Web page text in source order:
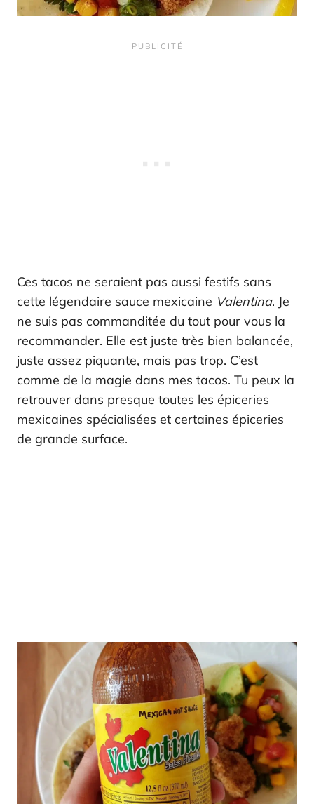
Ces tacos ne seraient pas aussi festifs sans
cette légendaire sauce mexicaine Valentina. Je
ne suis pas commanditée du tout pour vous la
recommander. Elle est juste très bien balancée,
juste assez piquante, mais pas trop. C’est
comme de la magie dans mes tacos. Tu peux la
retrouver dans presque toutes les épiceries
mexicaines spécialisées et certaines épiceries
de grande surface.